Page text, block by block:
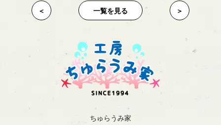
＜ 一覧を見る ＞
ちゅらうみ家